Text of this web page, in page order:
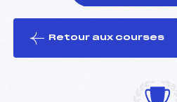
le ski
Retour aux courses